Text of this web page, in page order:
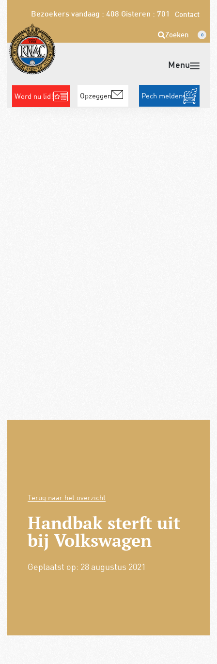
Bezoekers vandaag : 408 Gisteren : 701 Contact
Zoeken 0
Word nu lid! Opzeggen Pech melden
Terug naar het overzicht
Handbak sterft uit
bij Volkswagen
Geplaatst op: 28 augustus 2021